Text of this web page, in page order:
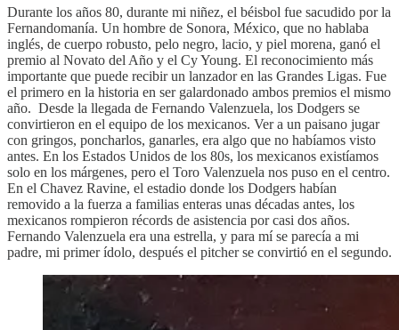
Durante los años 80, durante mi niñez, el béisbol fue sacudido por la
Fernandomanía. Un hombre de Sonora, México, que no hablaba
inglés, de cuerpo robusto, pelo negro, lacio, y piel morena, ganó el
premio al Novato del Año y el Cy Young. El reconocimiento más
importante que puede recibir un lanzador en las Grandes Ligas. Fue
el primero en la historia en ser galardonado ambos premios el mismo
año. Desde la llegada de Fernando Valenzuela, los Dodgers se
convirtieron en el equipo de los mexicanos. Ver a un paisano jugar
con gringos, poncharlos, ganarles, era algo que no habíamos visto
antes. En los Estados Unidos de los 80s, los mexicanos existíamos
solo en los márgenes, pero el Toro Valenzuela nos puso en el centro.
En el Chavez Ravine, el estadio donde los Dodgers habían
removido a la fuerza a familias enteras unas décadas antes, los
mexicanos rompieron récords de asistencia por casi dos años.
Fernando Valenzuela era una estrella, y para mí se parecía a mi
padre, mi primer ídolo, después el pitcher se convirtió en el segundo.